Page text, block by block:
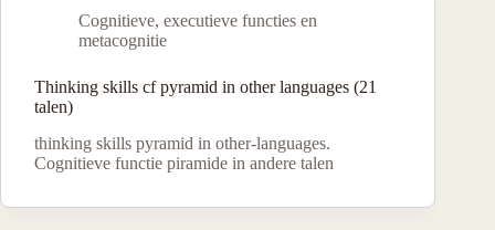
Cognitieve, executieve functies en
metacognitie
Thinking skills cf pyramid in other languages (21
talen)
thinking skills pyramid in other-languages.
Cognitieve functie piramide in andere talen